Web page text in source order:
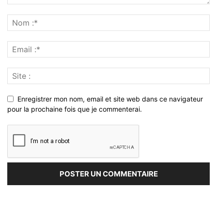
Enregistrer mon nom, email et site web dans ce navigateur
pour la prochaine fois que je commenterai.